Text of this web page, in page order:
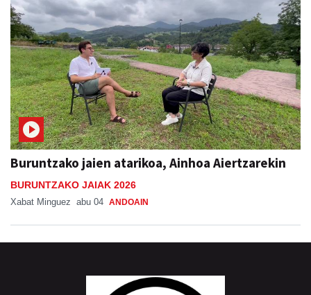
Buruntzako jaien atarikoa, Ainhoa Aiertzarekin
BURUNTZAKO JAIAK 2026
Xabat Minguez abu 04 ANDOAIN